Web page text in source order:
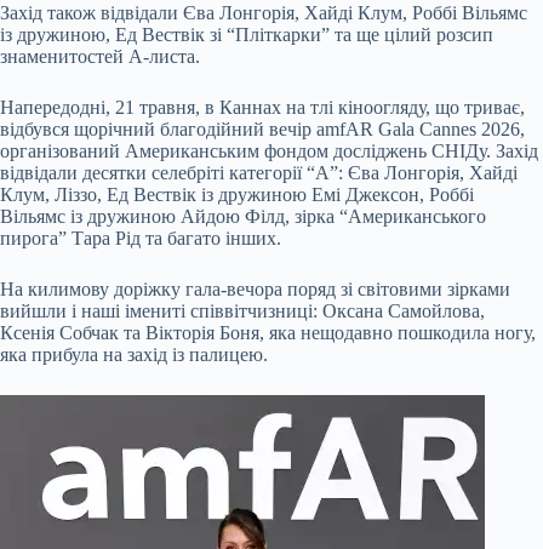
Захід також відвідали Єва Лонгорія, Хайді Клум, Роббі Вільямс
із дружиною, Ед Вествік зі “Пліткарки” та ще цілий розсип
знаменитостей А-листа.
Напередодні, 21 травня, в Каннах на тлі кіноогляду, що триває,
відбувся щорічний благодійний вечір amfAR Gala Cannes 2026,
організований Американським фондом досліджень СНІДу. Захід
відвідали десятки селебріті категорії “А”: Єва Лонгорія, Хайді
Клум, Ліззо, Ед Вествік із дружиною Емі Джексон, Роббі
Вільямс із дружиною Айдою Філд, зірка “Американського
пирога” Тара Рід та багато інших.
На килимову доріжку гала-вечора поряд зі світовими зірками
вийшли і наші імениті співвітчизниці: Оксана Самойлова,
Ксенія Собчак та Вікторія Боня, яка нещодавно пошкодила ногу,
яка прибула на захід із палицею.